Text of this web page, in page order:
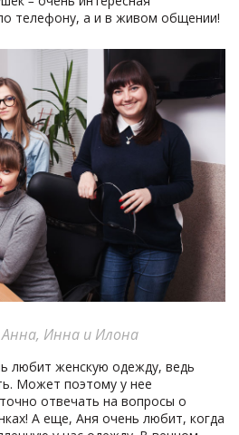
телефону, а и в живом общении!
Инна и Илона
женскую одежду, ведь
Может поэтому у нее
отвечать на вопросы о
А еще, Аня очень любит, когда